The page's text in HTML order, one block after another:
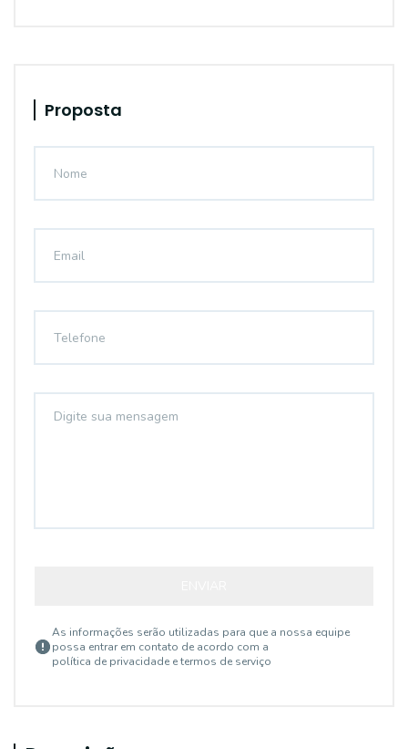
Proposta
As informações serão utilizadas para que a nossa equipe
possa entrar em contato de acordo com a
política de privacidade e termos de serviço